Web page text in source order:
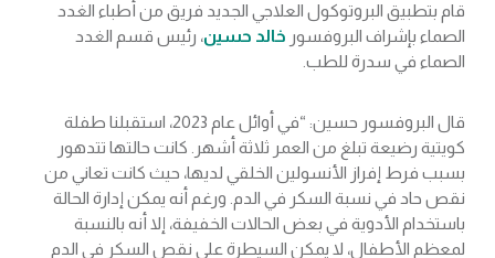
قام بتطبيق البروتوكول العلاجي الجديد فريق من أطباء الغدد
الصماء بإشراف البروفسور خالد حسين، رئيس قسم الغدد
الصماء في سدرة للطب.
قال البروفسور حسين: “في أوائل عام 2023، استقبلنا طفلة
كويتية رضيعة تبلغ من العمر ثلاثة أشهر. كانت حالتها تتدهور
بسبب فرط إفراز الأنسولين الخلقي لديها، حيث كانت تعاني من
نقص حاد في نسبة السكر في الدم. ورغم أنه يمكن إدارة الحالة
باستخدام الأدوية في بعض الحالات الخفيفة، إلا أنه بالنسبة
لمعظم الأطفال، لا يمكن السيطرة على نقص السكر في الدم